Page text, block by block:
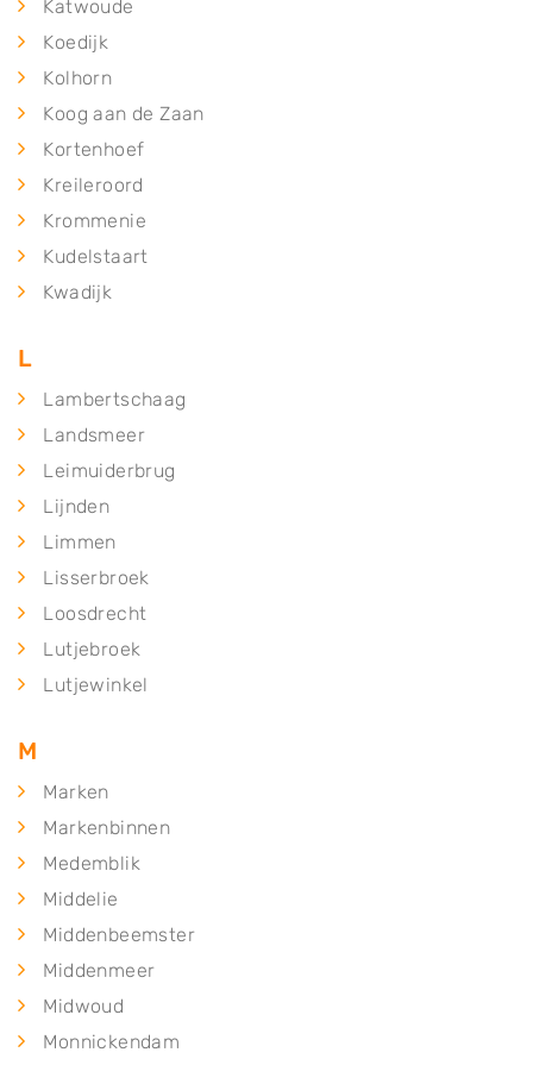
Katwoude
Koedijk
Kolhorn
Koog aan de Zaan
Kortenhoef
Kreileroord
Krommenie
Kudelstaart
Kwadijk
L
Lambertschaag
Landsmeer
Leimuiderbrug
Lijnden
Limmen
Lisserbroek
Loosdrecht
Lutjebroek
Lutjewinkel
M
Marken
Markenbinnen
Medemblik
Middelie
Middenbeemster
Middenmeer
Midwoud
Monnickendam